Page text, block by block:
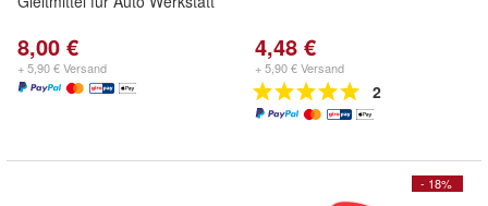
8,00 €
+ 5,90 € Versand
4,48 €
+ 5,90 € Versand
2
- 18%